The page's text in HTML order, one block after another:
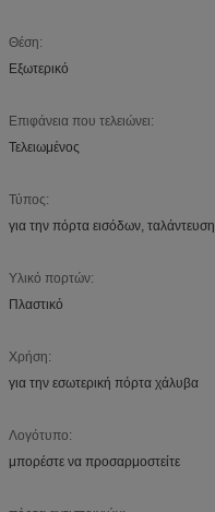
Θέση:
Εξωτερικό
Επιφάνεια που τελειώνει:
Τελειωμένος
Τύπος:
για την πόρτα εισόδων, ταλάντευση
Υλικό πορτών:
Πλαστικό
Χρήση:
για την εσωτερική πόρτα χάλυβα
Λογότυπο:
μπορέστε να προσαρμοστείτε